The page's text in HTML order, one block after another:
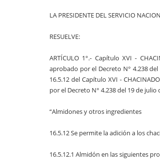
LA PRESIDENTE DEL SERVICIO
RESUELVE:
ARTÍCULO 1°.- Capítulo XVI -
aprobado por el Decreto N° 4.238
16.5.12 del Capítulo XVI -
por el Decreto N° 4.238 del 19 de
“Almidones y otros ingredientes
16.5.12 Se permite la adición a los
16.5.12.1 Almidón en las siguientes